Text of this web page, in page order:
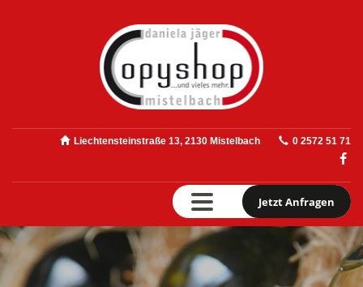
Liechtensteinstraße 13, 2130 Mistelbach 0 2572 51 71
Jetzt Anfragen